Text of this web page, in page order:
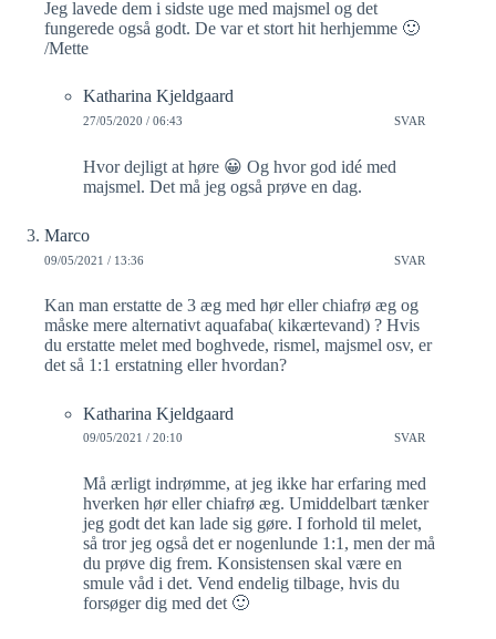
Jeg lavede dem i sidste uge med majsmel og det
fungerede også godt. De var et stort hit herhjemme 🙂
/Mette
Katharina Kjeldgaard
27/05/2020 / 06:43 SVAR
Hvor dejligt at høre 😀 Og hvor god idé med
majsmel. Det må jeg også prøve en dag.
Marco
09/05/2021 / 13:36 SVAR
Kan man erstatte de 3 æg med hør eller chiafrø æg og
måske mere alternativt aquafaba( kikærtevand) ? Hvis
du erstatte melet med boghvede, rismel, majsmel osv, er
det så 1:1 erstatning eller hvordan?
Katharina Kjeldgaard
09/05/2021 / 20:10 SVAR
Må ærligt indrømme, at jeg ikke har erfaring med
hverken hør eller chiafrø æg. Umiddelbart tænker
jeg godt det kan lade sig gøre. I forhold til melet,
så tror jeg også det er nogenlunde 1:1, men der må
du prøve dig frem. Konsistensen skal være en
smule våd i det. Vend endelig tilbage, hvis du
forsøger dig med det 🙂